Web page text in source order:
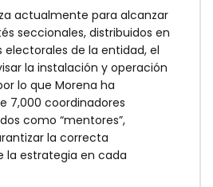
actualmente para alcanzar
seccionales, distribuidos en
electorales de la entidad, el
la instalación y operación
lo que Morena ha
7,000 coordinadores
como “mentores”,
la correcta
la estrategia en cada